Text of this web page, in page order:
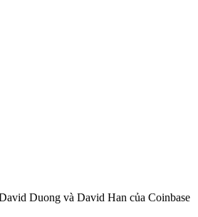
Duong và David Han của Coinbase